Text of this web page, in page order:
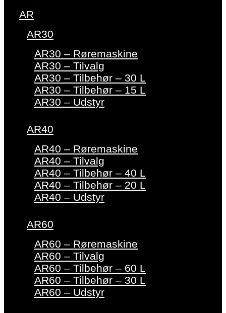
AR
AR30
AR30 – Røremaskine
AR30 – Tilvalg
AR30 – Tilbehør – 30 L
AR30 – Tilbehør – 15 L
AR30 – Udstyr
AR40
AR40 – Røremaskine
AR40 – Tilvalg
AR40 – Tilbehør – 40 L
AR40 – Tilbehør – 20 L
AR40 – Udstyr
AR60
AR60 – Røremaskine
AR60 – Tilvalg
AR60 – Tilbehør – 60 L
AR60 – Tilbehør – 30 L
AR60 – Udstyr